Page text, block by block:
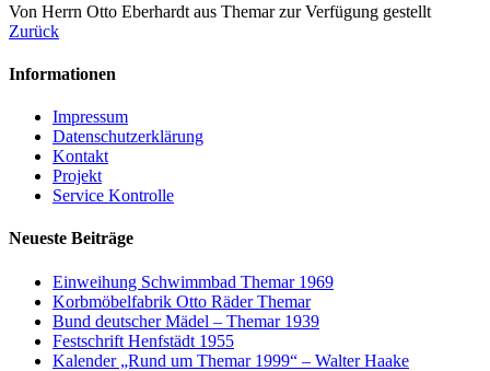
Von Herrn Otto Eberhardt aus Themar zur Verfügung gestellt
Zurück
Informationen
Impressum
Datenschutzerklärung
Kontakt
Projekt
Service Kontrolle
Neueste Beiträge
Einweihung Schwimmbad Themar 1969
Korbmöbelfabrik Otto Räder Themar
Bund deutscher Mädel – Themar 1939
Festschrift Henfstädt 1955
Kalender „Rund um Themar 1999“ – Walter Haake